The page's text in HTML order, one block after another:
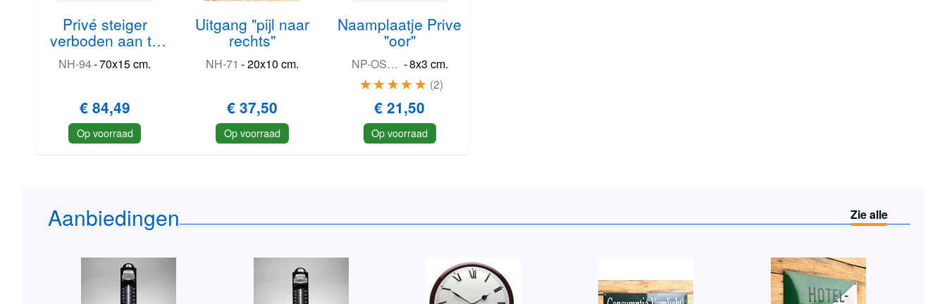
Privé steiger
verboden aan te
meren groot
NH-94-70x15 cm.
€ 84,49
Op voorraad
Uitgang "pijl naar
rechts"
NH-71 -20x10 cm.
€ 37,50
Op voorraad
Naamplaatje Prive
"oor"
NP-OS-R-PRI -8x3 cm.
2
€ 21,50
Op voorraad
Aanbiedingen Zie alle